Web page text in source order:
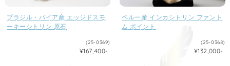
ブラジル・バイア産 エッジドスモ
ーキーシトリン 原石
(25-0369)
¥167,400-
ペルー産 インカシトリン ファント
ム ポイント
(25-0368)
¥132,000-